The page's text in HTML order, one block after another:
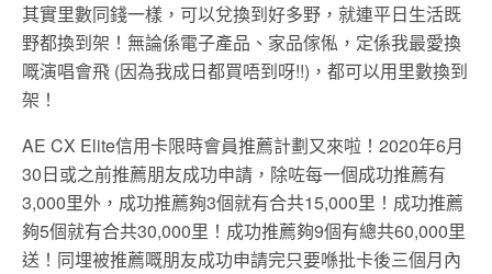
其實里數同錢一樣，可以兌換到好多野，就連平日生活既
野都換到架！無論係電子產品、家品傢俬，定係我最愛換
嘅演唱會飛 (因為我成日都買唔到呀!!)，都可以用里數換到
架！
AE CX Elite信用卡限時會員推薦計劃又來啦！2020年6月
30日或之前推薦朋友成功申請，除咗每一個成功推薦有
3,000里外，成功推薦夠3個就有合共15,000里！成功推薦
夠5個就有合共30,000里！成功推薦夠9個有總共60,000里
送！同埋被推薦嘅朋友成功申請完只要喺批卡後三個月內